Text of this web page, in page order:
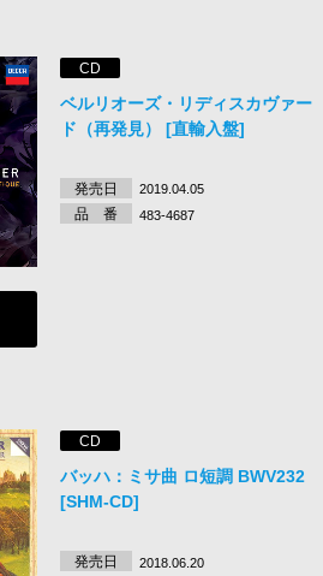
CD
ベルリオーズ・リディスカヴァー
ド（再発見） [直輸入盤]
発売日 2019.04.05
品 番 483-4687
CD
バッハ：ミサ曲 ロ短調 BWV232
[SHM-CD]
発売日 2018.06.20